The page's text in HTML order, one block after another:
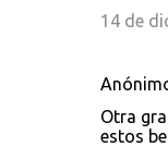
14 de
Otra
estos